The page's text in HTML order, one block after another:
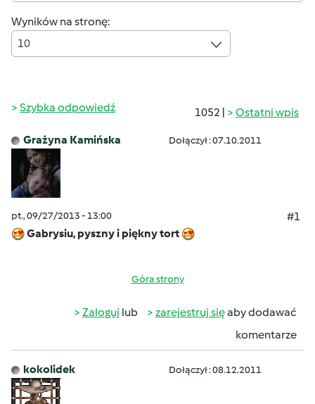
Wyników na stronę:
10
1052 | Ostatni wpis
Szybka odpowiedź
Grażyna Kamińska Dołączył : 07.10.2011
pt., 09/27/2013 - 13:00
#1
Gabrysiu, pyszny i piękny tort
Góra strony
Zaloguj lub zarejestruj sięaby dodawać
komentarze
kokolidek Dołączył : 08.12.2011